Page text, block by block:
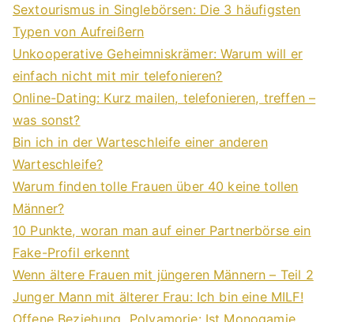
Sextourismus in Singlebörsen: Die 3 häufigsten
Typen von Aufreißern
Unkooperative Geheimniskrämer: Warum will er
einfach nicht mit mir telefonieren?
Online-Dating: Kurz mailen, telefonieren, treffen –
was sonst?
Bin ich in der Warteschleife einer anderen
Warteschleife?
Warum finden tolle Frauen über 40 keine tollen
Männer?
10 Punkte, woran man auf einer Partnerbörse ein
Fake-Profil erkennt
Wenn ältere Frauen mit jüngeren Männern – Teil 2
Junger Mann mit älterer Frau: Ich bin eine MILF!
Offene Beziehung, Polyamorie: Ist Monogamie